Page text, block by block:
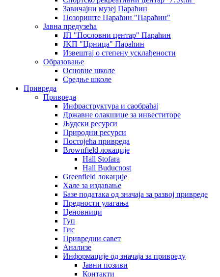
Завичајни музеј Параћин
Позориште Параћин "Параћин"
Јавна предузећа
ЈП "Пословни центар" Параћин
ЈKП "Црница" Параћин
Извештај о степену усклађености
Образовање
Основне школе
Средње школе
Привреда
Привреда
Инфраструктура и саобраћај
Државне олакшице за инвеститоре
Људски ресурси
Природни ресурси
Постојећа привреда
Brownfield локације
Hall Stofara
Hall Buducnost
Greenfield локације
Хале за издавање
Базе података од значаја за развој привреде
Предности улагања
Ценовници
Гуп
Гис
Привредни савет
Aнализе
Информације од значаја за привреду
Јавни позиви
Контакти